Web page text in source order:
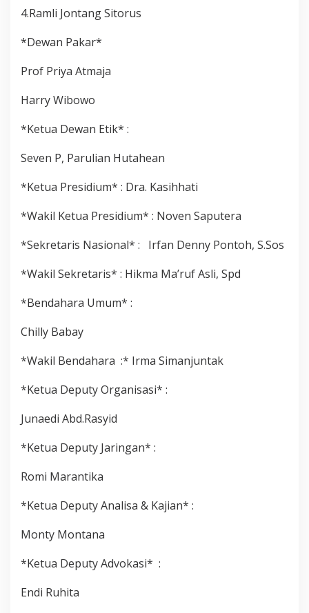
4.Ramli Jontang Sitorus
*Dewan Pakar*
Prof Priya Atmaja
Harry Wibowo
*Ketua Dewan Etik* :
Seven P, Parulian Hutahean
*Ketua Presidium* : Dra. Kasihhati
*Wakil Ketua Presidium* : Noven Saputera
*Sekretaris Nasional* : Irfan Denny Pontoh, S.Sos
*Wakil Sekretaris* : Hikma Ma’ruf Asli, Spd
*Bendahara Umum* :
Chilly Babay
*Wakil Bendahara :* Irma Simanjuntak
*Ketua Deputy Organisasi* :
Junaedi Abd.Rasyid
*Ketua Deputy Jaringan* :
Romi Marantika
*Ketua Deputy Analisa & Kajian* :
Monty Montana
*Ketua Deputy Advokasi* :
Endi Ruhita